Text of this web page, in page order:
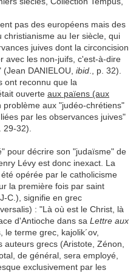
pas des européens mais des
christianisme au Ier siècle, qui
juives dont la circoncision
avec les non-juifs, c'est-à-dire
DANIELOU, ibid ., p. 32).
ont reconnu que la
ouverte aux païens (aux
problème aux "judéo-chrétiens"
par les observances juives"
29-32).
pour décrire son "judaïsme" de
Lévy est donc inexact. La
opérée par le catholicisme
la première fois par saint
C.), signifie en grec
: "Là où est le Christ, là
d'Antioche dans sa Lettre aux
le terme grec, kajolik´ov,
grecs (Aristote, Zénon,
de général, sera employé,
exclusivement par les